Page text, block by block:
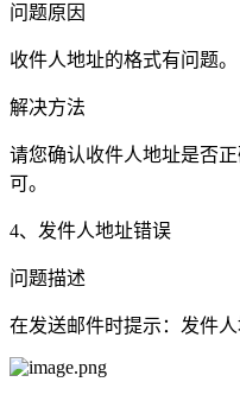
问题原因
收件人地址的格式有问题。
解决方法
请您确认收件人地址是否
可。
4、发件人地址错误
问题描述
在发送邮件时提示：发件人